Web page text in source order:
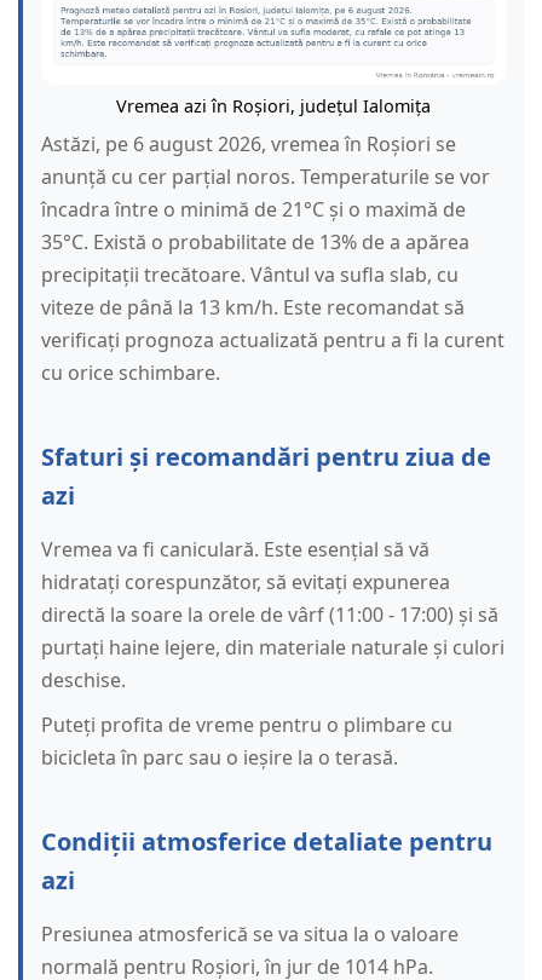
Vremea azi în Roșiori, județul Ialomița
Astăzi, pe 6 august 2026, vremea în Roșiori se
anunță cu cer parțial noros. Temperaturile se vor
încadra între o minimă de 21°C și o maximă de
35°C. Există o probabilitate de 13% de a apărea
precipitații trecătoare. Vântul va sufla slab, cu
viteze de până la 13 km/h. Este recomandat să
verificați prognoza actualizată pentru a fi la curent
cu orice schimbare.
Sfaturi și recomandări pentru ziua de
azi
Vremea va fi caniculară. Este esențial să vă
hidratați corespunzător, să evitați expunerea
directă la soare la orele de vârf (11:00 - 17:00) și să
purtați haine lejere, din materiale naturale și culori
deschise.
Puteți profita de vreme pentru o plimbare cu
bicicleta în parc sau o ieșire la o terasă.
Condiții atmosferice detaliate pentru
azi
Presiunea atmosferică se va situa la o valoare
normală pentru Roșiori, în jur de 1014 hPa.